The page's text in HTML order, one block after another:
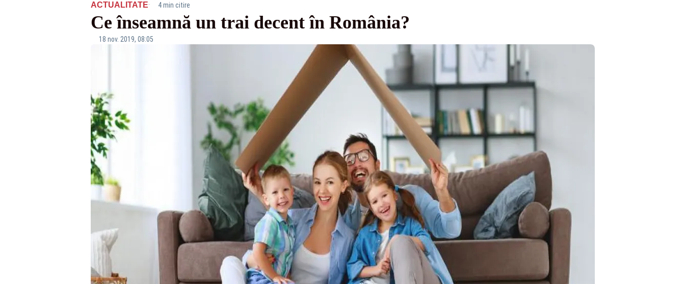
ACTUALITATE· 4 min citire
Ce înseamnă un trai decent în România?
18 nov. 2019, 08:05